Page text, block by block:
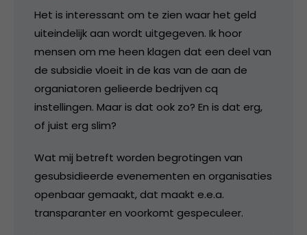
Het is interessant om te zien waar het geld
uiteindelijk aan wordt uitgegeven. Ik hoor
mensen om me heen klagen dat een deel van
de subsidie vloeit in de kas van de aan de
organiatoren gelieerde bedrijven cq
instellingen. Maar is dat ook zo? En is dat erg,
of juist erg slim?
Wat mij betreft worden begrotingen van
gesubsidieerde evenementen en organisaties
openbaar gemaakt, dat maakt e.e.a.
transparanter en voorkomt gespeculeer.